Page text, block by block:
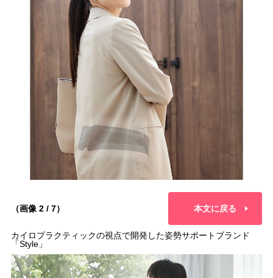
（画像 2 / 7） 本文に戻る
カイロプラクティックの視点で開発した姿勢サポートブランド
「Style」